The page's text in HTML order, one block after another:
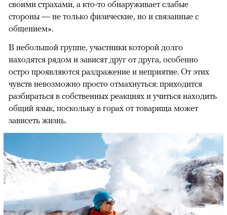
своими страхами, а кто-то обнаруживает слабые
стороны — не только физические, но и связанные с
общением».
В небольшой группе, участники которой долго
находятся рядом и зависят друг от друга, особенно
остро проявляются раздражение и неприятие. От этих
чувств невозможно просто отмахнуться: приходится
разбираться в собственных реакциях и учиться находить
общий язык, поскольку в горах от товарища может
зависеть жизнь.